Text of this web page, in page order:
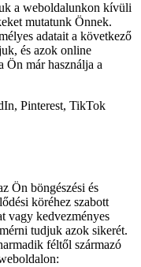
a weboldalunkon kívüli
mutatunk Önnek.
adatait a következő
és azok online
Ön már használja a
Pinterest, TikTok
Ön böngészési és
köréhez szabott
vagy kedvezményes
tudjuk azok sikerét.
féltől származó